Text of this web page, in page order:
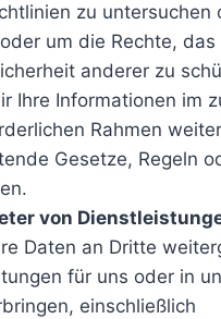
zu untersuchen
um die Rechte, das
anderer zu
Ihre Informationen im
Rahmen
Gesetze, Regeln
von
Daten an Dritte
für uns oder in
einschließlich